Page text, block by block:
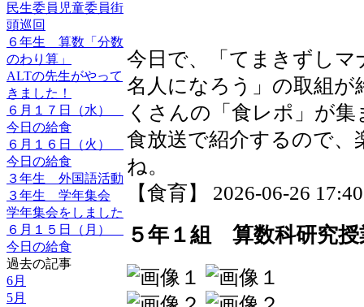
民生委員児童委員街
頭巡回
６年生 算数「分数
のわり算」
ALTの先生がやって
きました！
６月１７日（水）
今日の給食
６月１６日（火）
今日の給食
３年生 外国語活動
３年生 学年集会
学年集会をしました
６月１５日（月）
今日の給食
過去の記事
6月
5月
今日で、「てまきずし
名人になろう」の取組
くさんの「食レポ」が
食放送で紹介するので
ね。
【食育】 2026-06-26
５年１組 算数科研究授